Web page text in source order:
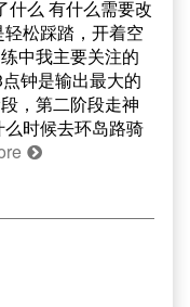
什么 有什么需要改
松踩踏，开着空
中我主要关注的
钟是输出最大的
，第二阶段走神
时候去环岛路骑